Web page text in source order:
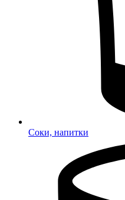
Соки, напитки